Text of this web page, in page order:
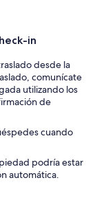
in
desde la
comunícate
utilizando los
de
cuando
podría estar
automática.